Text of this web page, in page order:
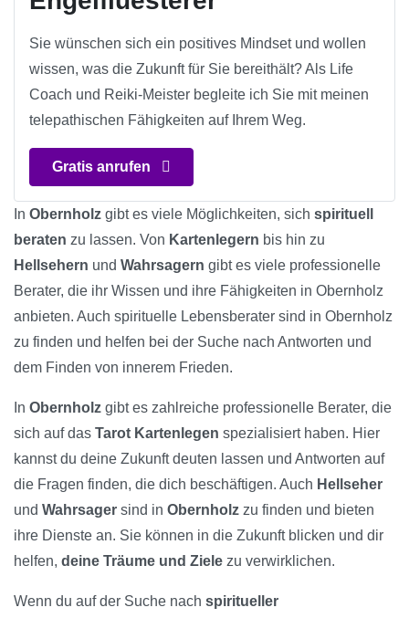
Sie wünschen sich ein positives Mindset und wollen
wissen, was die Zukunft für Sie bereithält? Als Life
Coach und Reiki-Meister begleite ich Sie mit meinen
telepathischen Fähigkeiten auf Ihrem Weg.
Gratis anrufen
In Obernholz gibt es viele Möglichkeiten, sich spirituell
beraten zu lassen. Von Kartenlegern bis hin zu
Hellsehern und Wahrsagern gibt es viele professionelle
Berater, die ihr Wissen und ihre Fähigkeiten in Obernholz
anbieten. Auch spirituelle Lebensberater sind in Obernholz
zu finden und helfen bei der Suche nach Antworten und
dem Finden von innerem Frieden.
In Obernholz gibt es zahlreiche professionelle Berater, die
sich auf das Tarot Kartenlegen spezialisiert haben. Hier
kannst du deine Zukunft deuten lassen und Antworten auf
die Fragen finden, die dich beschäftigen. Auch Hellseher
und Wahrsager sind in Obernholz zu finden und bieten
ihre Dienste an. Sie können in die Zukunft blicken und dir
helfen, deine Träume und Ziele zu verwirklichen.
Wenn du auf der Suche nach spiritueller